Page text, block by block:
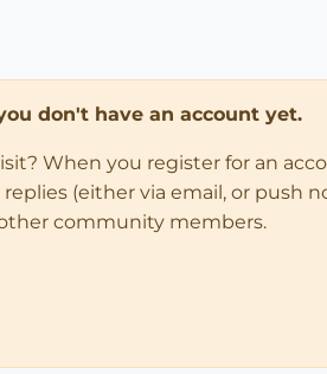
don't have an account yet.
When you register for an
(either via email, or push
community members.